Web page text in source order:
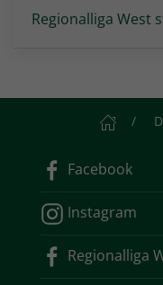
Regionalliga West
Facebook
Instagram
Regionalliga